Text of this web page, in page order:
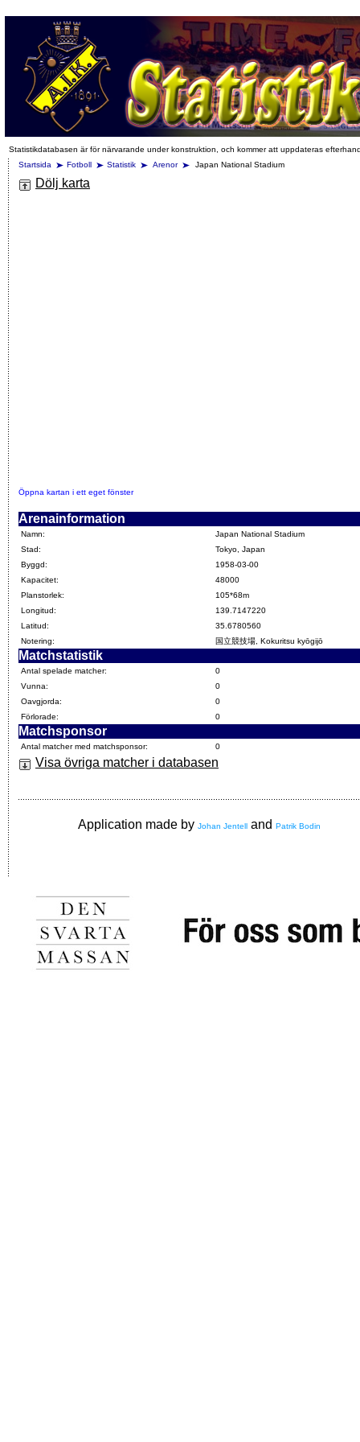
Statistikdatabasen är för närvarande under konstruktion, och kommer att uppdateras
Startsida
Fotboll Statistik Arenor Japan National Stadium
Dölj karta
Öppna kartan i ett eget fönster
Arenainformation
Namn:
Japan National Stadium
Stad:
Tokyo, Japan
Byggd:
1958-03-00
Kapacitet:
48000
Planstorlek:
105*68m
Longitud:
139.7147220
Latitud:
35.6780560
Notering:
国立競技場, Kokuritsu kyōgijō
Matchstatistik
Antal spelade matcher:
0
Vunna:
0
Oavgjorda:
0
Förlorade:
0
Matchsponsor
Antal matcher med matchsponsor: 0
Visa övriga matcher i databasen
Application made by Johan Jentell and Patrik Bodin